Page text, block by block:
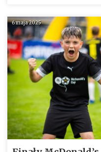
6 maja 2025